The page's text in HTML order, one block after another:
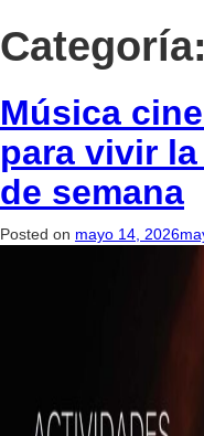
Categoría:
Música
para vivir
de semana
Posted on mayo 14, 2026